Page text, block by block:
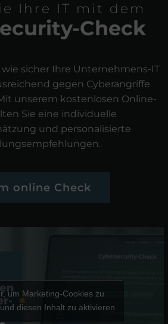
um Marketing-Cookies zu
diesen Inhalt zu aktivieren
Ihre IT mit dem
Check
wie sicher Ihre Unternehmens-IT
gegen Cyberangriffe
unserem kostenlosen Online-
Sie eine individuelle
und personalisierte
online Check